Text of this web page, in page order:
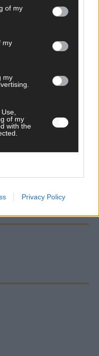
of my
my
my
of my
with the
Privacy Policy
beim ESC wirklich fair?